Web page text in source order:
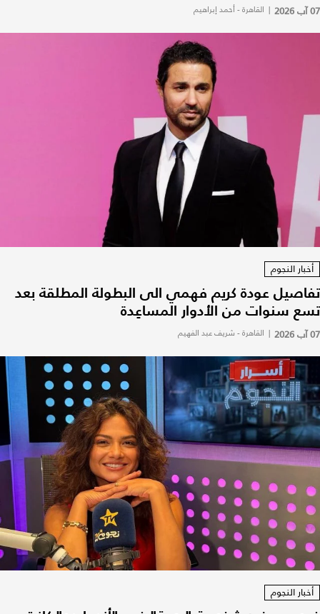
07 آب 2026 | القاهرة - أحمد إبراهيم
أخبار النجوم
تفاصيل عودة كريم فهمي الى البطولة المطلقة بعد
تسع سنوات من الأدوار المساعِدة
07 آب 2026 | القاهرة - شريف عبد الفهيم
أخبار النجوم